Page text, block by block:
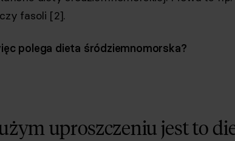
fasoli [2].
polega dieta śródziemnomorska?
uproszczeniujest to